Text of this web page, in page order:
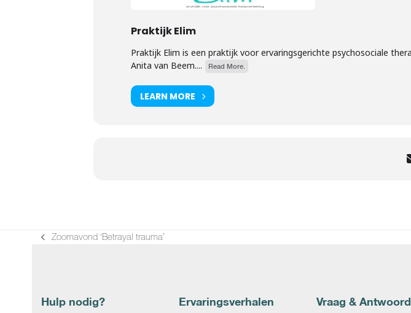
Praktijk Elim
Praktijk Elim is een praktijk voor ervaringsgerichte psychosociale
Anita van Beem....
Read More.
LEARN MORE
previous
Zoomavond ‘Betrayal trauma’
Hulp nodig? Ervaringsverhalen Vraag & Antwoord